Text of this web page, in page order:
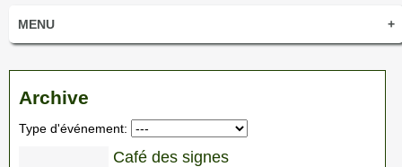
+
MENU
Archive
Type d'événement:
Café des signes